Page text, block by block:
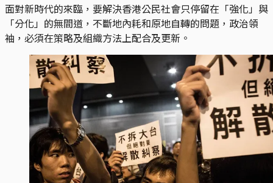
面對新時代的來臨，要解決香港公民社會只停留在「強化」與
「分化」的無間道，不斷地內耗和原地自轉的問題，政治領
袖，必須在策略及組織方法上配合及更新。